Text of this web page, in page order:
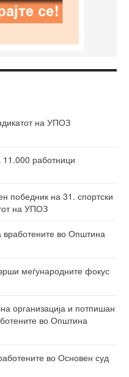
на УПОЗ
11.000 работници
победник на 31. спортски
на УПОЗ
вработените во Општина
меѓународните фокус
организација и потпишан
во Општина
во Основен суд